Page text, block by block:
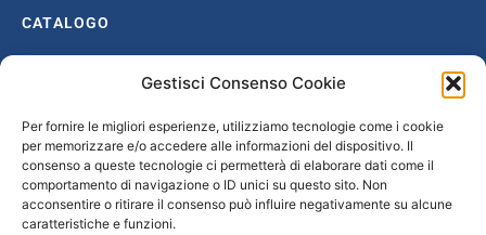
Gestisci Consenso Cookie
Per fornire le migliori esperienze, utilizziamo tecnologie come i cookie
per memorizzare e/o accedere alle informazioni del dispositivo. Il
consenso a queste tecnologie ci permetterà di elaborare dati come il
comportamento di navigazione o ID unici su questo sito. Non
acconsentire o ritirare il consenso può influire negativamente su alcune
caratteristiche e funzioni.
CATALOGO
Catalogo completo
Età giolittiana
Grande Guerra e dopoguerra
Fascismo
Repubblica Sociale Italiana